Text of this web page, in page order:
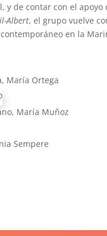
y de contar con el apoyo
Albert, el grupo vuelve
en la
María Ortega
María Muñoz
Sempere